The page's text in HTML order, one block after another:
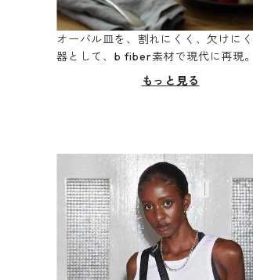
オーバル皿を、割れにくく、欠けに
器として、b fiber素材で現代に再現。
もっと見る